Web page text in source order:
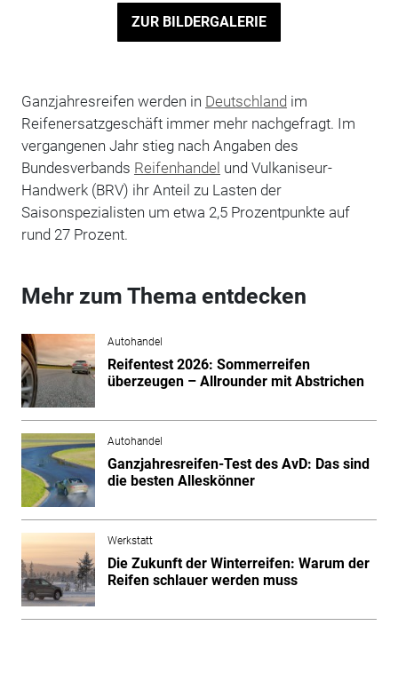
ZUR BILDERGALERIE
Ganzjahresreifen werden in Deutschland im
Reifenersatzgeschäft immer mehr nachgefragt. Im
vergangenen Jahr stieg nach Angaben des
Bundesverbands Reifenhandel und Vulkaniseur-
Handwerk (BRV) ihr Anteil zu Lasten der
Saisonspezialisten um etwa 2,5 Prozentpunkte auf
rund 27 Prozent.
Mehr zum Thema entdecken
Autohandel
Reifentest 2026: Sommerreifen
überzeugen – Allrounder mit Abstrichen
Autohandel
Ganzjahresreifen-Test des AvD: Das sind
die besten Alleskönner
Werkstatt
Die Zukunft der Winterreifen: Warum der
Reifen schlauer werden muss